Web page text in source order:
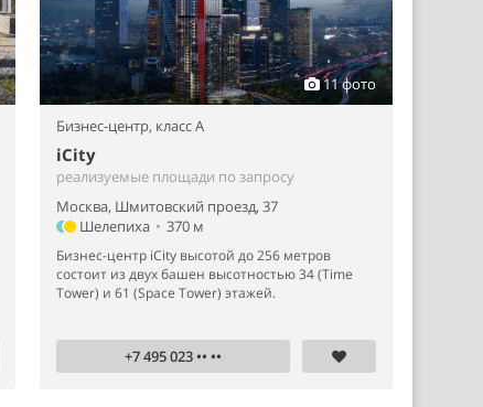
11 фото
Бизнес-центр, класс A
iCity
реализуемые площади по запросу
Москва, Шмитовский проезд, 37
Шелепиха • 370 м
Бизнес-центр iCity высотой до 256 метров
состоит из двух башен высотностью 34 (Time
Tower) и 61 (Space Tower) этажей.
+7 495 023 •• ••